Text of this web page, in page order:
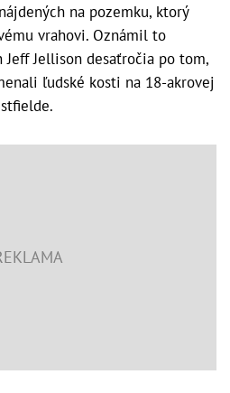
na pozemku, ktorý
vrahovi. Oznámil to
Jellison desaťročia po tom,
ľudské kosti na 18-akrovej